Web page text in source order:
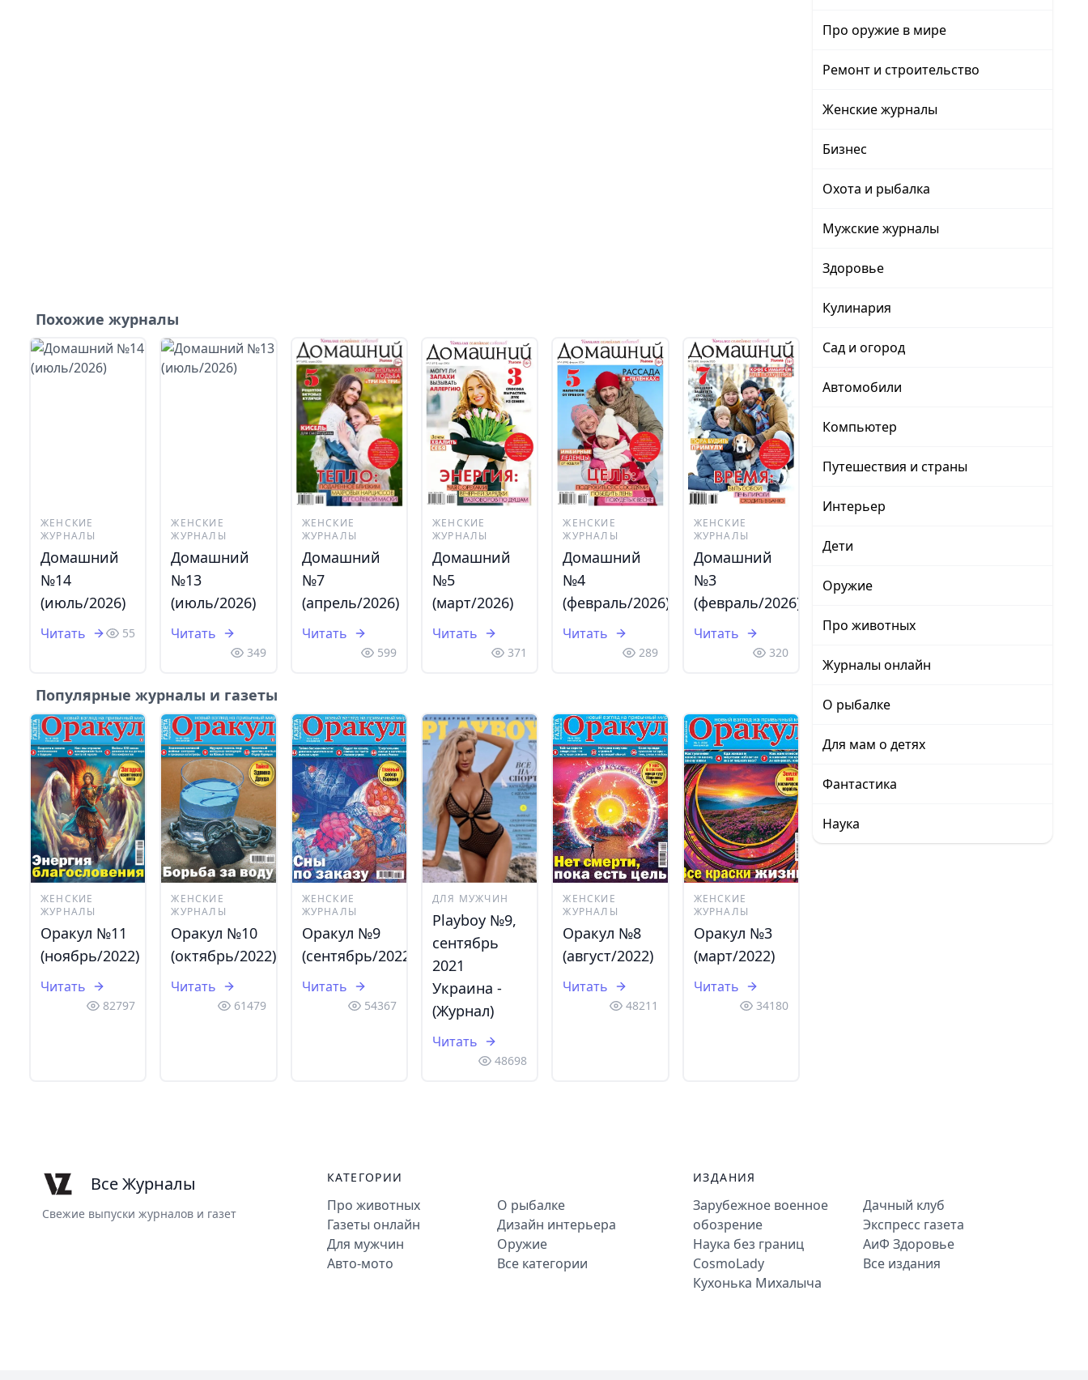
Похожие журналы
ЖЕНСКИЕ
ЖУРНАЛЫ
Домашний
№14
(июль/2026)
Читать 55
ЖЕНСКИЕ
ЖУРНАЛЫ
Домашний
№13
(июль/2026)
Читать
349
ЖЕНСКИЕ
ЖУРНАЛЫ
Домашний
№7
(апрель/2026)
Читать
599
ЖЕНСКИЕ
ЖУРНАЛЫ
Домашний
№5
(март/2026)
Читать
371
ЖЕНСКИЕ
ЖУРНАЛЫ
Домашний
№4
(февраль/2026)
Читать
289
ЖЕНСКИЕ
ЖУРНАЛЫ
Домашний
№3
(февраль/2026)
Читать
320
Популярные журналы и газеты
ЖЕНСКИЕ
ЖУРНАЛЫ
Оракул №11
(ноябрь/2022)
Читать
82797
ЖЕНСКИЕ
ЖУРНАЛЫ
Оракул №10
(октябрь/2022)
Читать
61479
ЖЕНСКИЕ
ЖУРНАЛЫ
Оракул №9
(сентябрь/2022)
Читать
54367
ДЛЯ МУЖЧИН
Playboy №9,
сентябрь
2021
Украина -
(Журнал)
Читать
48698
ЖЕНСКИЕ
ЖУРНАЛЫ
Оракул №8
(август/2022)
Читать
48211
ЖЕНСКИЕ
ЖУРНАЛЫ
Оракул №3
(март/2022)
Читать
34180
Про оружие в мире
Ремонт и строительство
Женские журналы
Бизнес
Охота и рыбалка
Мужские журналы
Здоровье
Кулинария
Сад и огород
Автомобили
Компьютер
Путешествия и страны
Интерьер
Дети
Оружие
Про животных
Журналы онлайн
О рыбалке
Для мам о детях
Фантастика
Наука
Все Журналы
Свежие выпуски журналов и газет
КАТЕГОРИИ
Про животных
Газеты онлайн
Для мужчин
Авто-мото
О рыбалке
Дизайн интерьера
Оружие
Все категории
ИЗДАНИЯ
Зарубежное военное
обозрение
Наука без границ
CosmoLady
Кухонька Михалыча
Дачный клуб
Экспресс газета
АиФ Здоровье
Все издания